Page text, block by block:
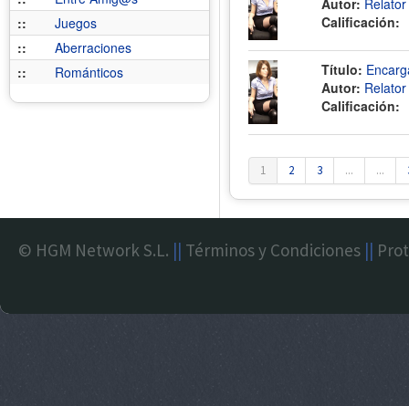
::
Juegos
::
Aberraciones
::
Románticos
Autor:
Calificación:
Título:
Autor:
Calificación:
1 2 3 ... ...
© HGM Network S.L. || Términos y Condiciones ||